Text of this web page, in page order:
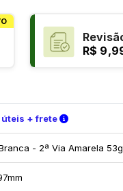
R$
úteis + frete Verifique
- 2ª Via Amarela 53g